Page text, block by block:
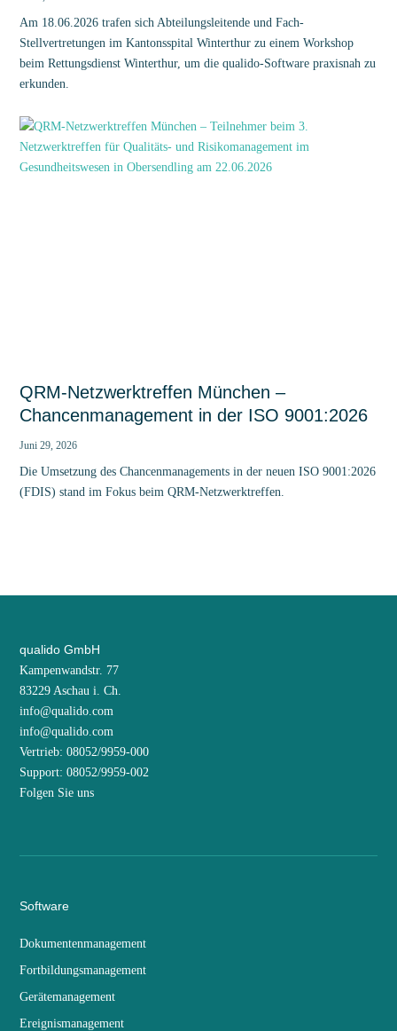
Am 18.06.2026 trafen sich Abteilungsleitende und Fach-
Stellvertretungen im Kantonsspital Winterthur zu einem Workshop
beim Rettungsdienst Winterthur, um die qualido-Software praxisnah zu
erkunden.
QRM-Netzwerktreffen München –
Chancenmanagement in der ISO 9001:2026
Juni 29, 2026
Die Umsetzung des Chancenmanagements in der neuen ISO 9001:2026
(FDIS) stand im Fokus beim QRM-Netzwerktreffen.
qualido GmbH
Kampenwandstr. 77
83229 Aschau i. Ch.
info@qualido.com
info@qualido.com
Vertrieb: 08052/9959-000
Support: 08052/9959-002
Folgen Sie uns
Software
Dokumentenmanagement
Fortbildungsmanagement
Gerätemanagement
Ereignismanagement